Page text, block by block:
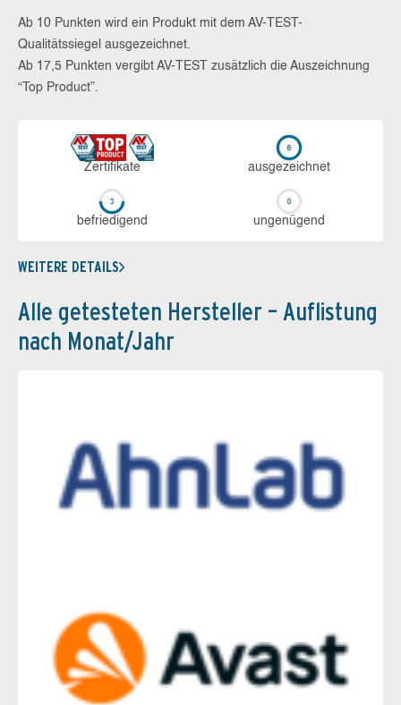
Ab 10 Punkten wird ein Produkt mit dem AV-TEST-
Qualitätssiegel ausgezeichnet.
Ab 17,5 Punkten vergibt AV-TEST zusätzlich die Auszeichnung
“Top Product”.
Zerti­fikate aus­ge­zeich­net
be­frie­di­gend un­ge­nü­gend
WEITERE DETAILS
Alle getesteten Hersteller – Auflistung
nach Monat/Jahr